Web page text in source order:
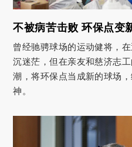
不被病苦击败 环保点变
曾经驰骋球场的运动健将，
沉迷茫，但在亲友和慈济志
潮，将环保点当成新的球场
神。